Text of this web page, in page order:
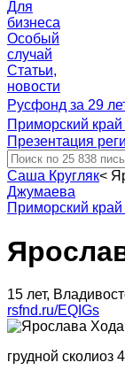
Для
бизнеса
Особый
случай
Статьи,
новости
Русфонд за 29
Приморский край
Презентация
Саша Кругляк<
Джумаева
Приморский край
15 лет,
rsfnd.ru/EQIGs
грудной сколиоз